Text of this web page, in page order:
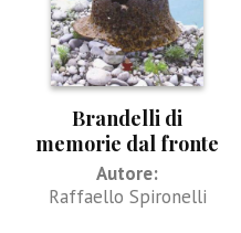
Brandelli di
memorie dal fronte
Piave
Autore:
Raffaello Spironelli